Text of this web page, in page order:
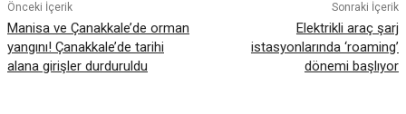
Önceki İçerik
Manisa ve Çanakkale’de orman
yangını! Çanakkale’de tarihi
alana girişler durduruldu
Sonraki İçerik
Elektrikli araç şarj
istasyonlarında ‘roaming’
dönemi başlıyor